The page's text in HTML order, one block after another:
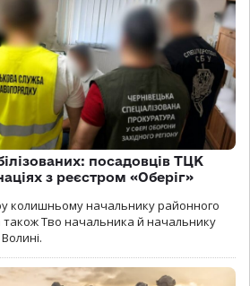
посадовців ТЦК
з реєстром «Оберіг»
колишньому начальнику районного
також Тво начальника й начальнику